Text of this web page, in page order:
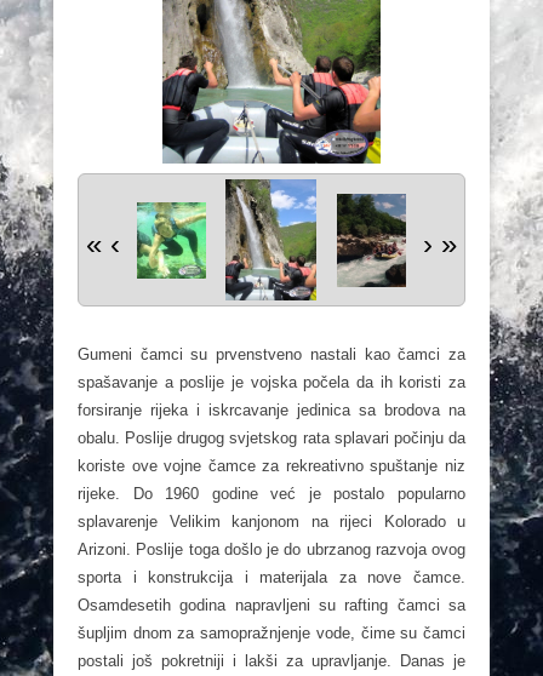
« ‹ › »
Gumeni čamci su prvenstveno nastali kao čamci za
spašavanje a poslije je vojska počela da ih koristi za
forsiranje rijeka i iskrcavanje jedinica sa brodova na
obalu. Poslije drugog svjetskog rata splavari počinju da
koriste ove vojne čamce za rekreativno spuštanje niz
rijeke. Do 1960 godine već je postalo popularno
splavarenje Velikim kanjonom na rijeci Kolorado u
Arizoni. Poslije toga došlo je do ubrzanog razvoja ovog
sporta i konstrukcija i materijala za nove čamce.
Osamdesetih godina napravljeni su rafting čamci sa
šupljim dnom za samopražnjenje vode, čime su čamci
postali još pokretniji i lakši za upravljanje. Danas je